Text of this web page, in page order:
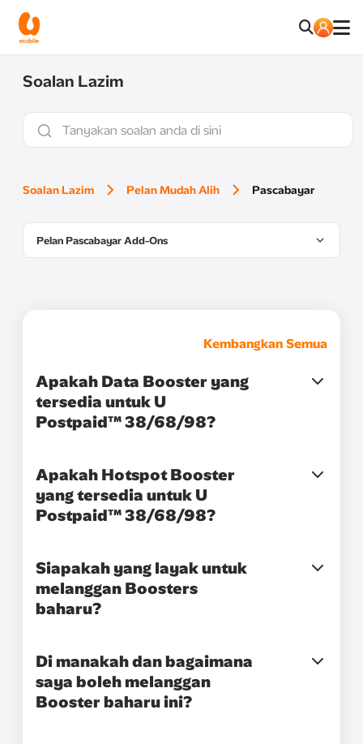
Soalan Lazim
Soalan Lazim Pelan Mudah Alih Pascabayar
Pelan Pascabayar Add-Ons
Kembangkan Semua
Apakah Data Booster yang
tersedia untuk U
Postpaid™ 38/68/98?
Apakah Hotspot Booster
yang tersedia untuk U
Postpaid™ 38/68/98?
Siapakah yang layak untuk
melanggan Boosters
baharu?
Di manakah dan bagaimana
saya boleh melanggan
Booster baharu ini?